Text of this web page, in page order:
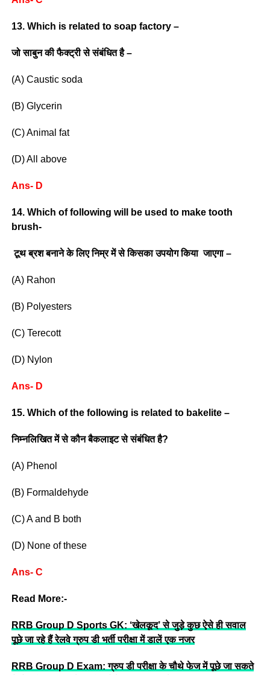
13. Which is related to soap factory –
जो साबुन की फैक्ट्री से संबंधित है –
(A) Caustic soda
(B) Glycerin
(C) Animal fat
(D) All above
Ans- D
14. Which of following will be used to make tooth
brush-
टूथ ब्रश बनाने के लिए निम्र में से किसका उपयोग किया जाएगा –
(A) Rahon
(B) Polyesters
(C) Terecott
(D) Nylon
Ans- D
15. Which of the following is related to bakelite –
निम्नलिखित में से कौन बैकलाइट से संबंधित है?
(A) Phenol
(B) Formaldehyde
(C) A and B both
(D) None of these
Ans- C
Read More:-
RRB Group D Sports GK: ‘खेलकूद’ से जुड़े कुछ ऐसे ही सवाल
पूछे जा रहे हैं रेलवे ग्रुप डी भर्ती परीक्षा में डालें एक नजर
RRB Group D Exam: ग्रुप डी परीक्षा के चौथे फेज में पूछे जा सकते